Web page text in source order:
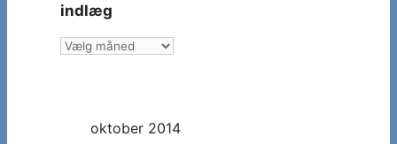
indlæg
Vælg
oktober 2014